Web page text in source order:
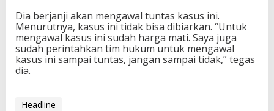
Dia berjanji akan mengawal tuntas kasus ini.
Menurutnya, kasus ini tidak bisa dibiarkan. “Untuk
mengawal kasus ini sudah harga mati. Saya juga
sudah perintahkan tim hukum untuk mengawal
kasus ini sampai tuntas, jangan sampai tidak,” tegas
dia.
Headline